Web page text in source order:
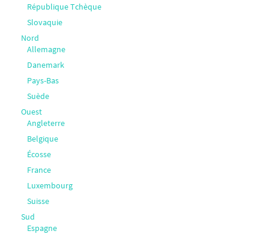
République Tchèque
Slovaquie
Nord
Allemagne
Danemark
Pays-Bas
Suède
Ouest
Angleterre
Belgique
Écosse
France
Luxembourg
Suisse
Sud
Espagne